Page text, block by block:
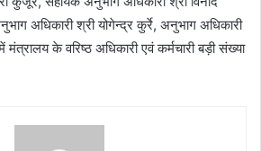
अधिकारी श्री योगेन्द्र कुर्रे, अनुभाग अधिकारी
के वरिष्ठ अधिकारी एवं कर्मचारी बड़ी संख्या